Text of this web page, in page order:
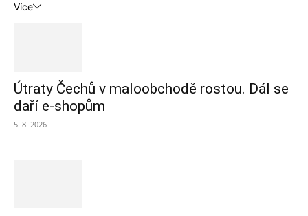
Více
Útraty Čechů v maloobchodě rostou. Dál se
daří e-shopům
5. 8. 2026